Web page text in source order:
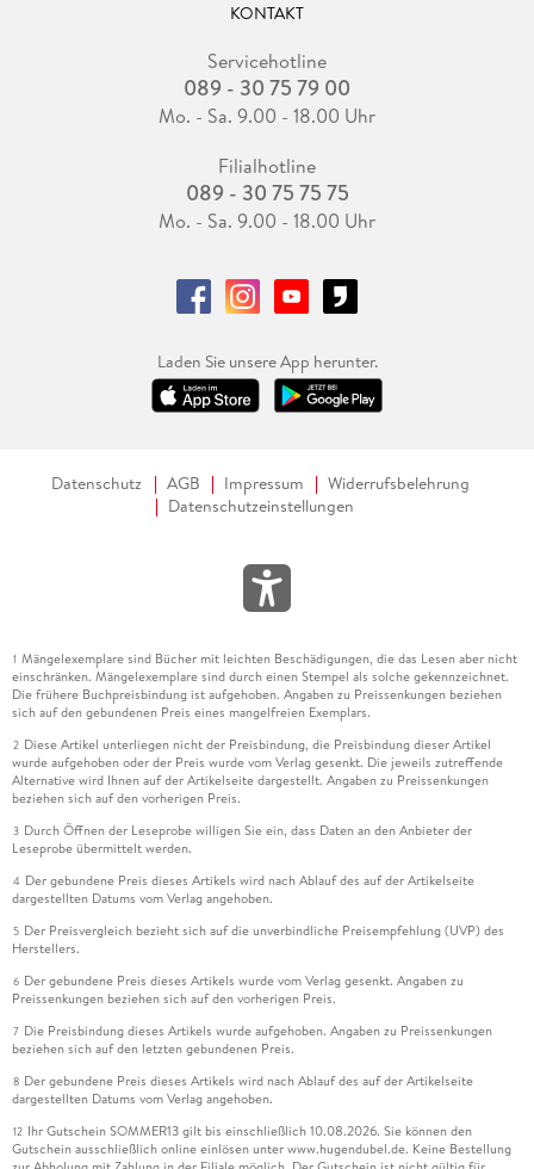
KONTAKT
Servicehotline
089 - 30 75 79 00
Mo. - Sa. 9.00 - 18.00 Uhr
Filialhotline
089 - 30 75 75 75
Mo. - Sa. 9.00 - 18.00 Uhr
Laden Sie unsere App herunter.
Datenschutz AGB Impressum
Widerrufsbelehrung
Datenschutzeinstellungen
1 Mängelexemplare sind Bücher mit leichten Beschädigungen, die das Lesen aber nicht
einschränken. Mängelexemplare sind durch einen Stempel als solche gekennzeichnet.
Die frühere Buchpreisbindung ist aufgehoben. Angaben zu Preissenkungen beziehen
sich auf den gebundenen Preis eines mangelfreien Exemplars.
2 Diese Artikel unterliegen nicht der Preisbindung, die Preisbindung dieser Artikel
wurde aufgehoben oder der Preis wurde vom Verlag gesenkt. Die jeweils zutreffende
Alternative wird Ihnen auf der Artikelseite dargestellt. Angaben zu Preissenkungen
beziehen sich auf den vorherigen Preis.
3 Durch Öffnen der Leseprobe willigen Sie ein, dass Daten an den Anbieter der
Leseprobe übermittelt werden.
4 Der gebundene Preis dieses Artikels wird nach Ablauf des auf der Artikelseite
dargestellten Datums vom Verlag angehoben.
5 Der Preisvergleich bezieht sich auf die unverbindliche Preisempfehlung (UVP) des
Herstellers.
6 Der gebundene Preis dieses Artikels wurde vom Verlag gesenkt. Angaben zu
Preissenkungen beziehen sich auf den vorherigen Preis.
7 Die Preisbindung dieses Artikels wurde aufgehoben. Angaben zu Preissenkungen
beziehen sich auf den letzten gebundenen Preis.
8 Der gebundene Preis dieses Artikels wird nach Ablauf des auf der Artikelseite
dargestellten Datums vom Verlag angehoben.
12 Ihr Gutschein SOMMER13 gilt bis einschließlich 10.08.2026. Sie können den
Gutschein ausschließlich online einlösen unter www.hugendubel.de. Keine Bestellung